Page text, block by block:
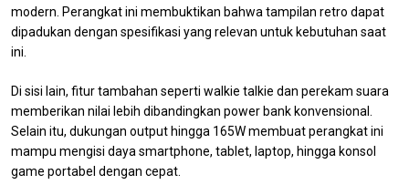
modern. Perangkat ini membuktikan bahwa tampilan retro dapat
dipadukan dengan spesifikasi yang relevan untuk kebutuhan saat
ini.
Di sisi lain, fitur tambahan seperti walkie talkie dan perekam suara
memberikan nilai lebih dibandingkan power bank konvensional.
Selain itu, dukungan output hingga 165W membuat perangkat ini
mampu mengisi daya smartphone, tablet, laptop, hingga konsol
game portabel dengan cepat.